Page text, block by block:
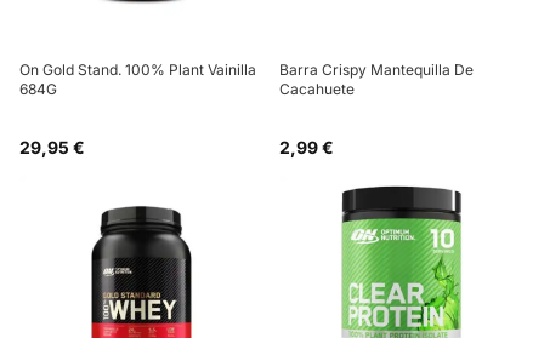
On Gold Stand. 100% Plant Vainilla
684G
29,95 €
Barra Crispy Mantequilla De
Cacahuete
2,99 €